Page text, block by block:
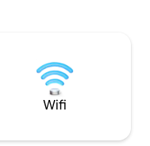
fåglar och andra
Wifi